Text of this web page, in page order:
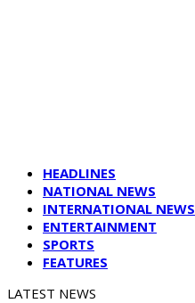
HEADLINES
NATIONAL NEWS
INTERNATIONAL NEWS
ENTERTAINMENT
SPORTS
FEATURES
LATEST NEWS